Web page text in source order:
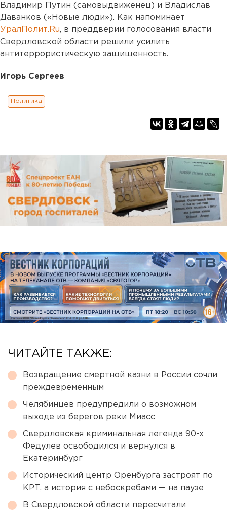
Владимир Путин (самовыдвиженец) и Владислав
Даванков («Новые люди»). Как напоминает
УралПолит.Ru, в преддверии голосования власти
Свердловской области решили усилить
антитеррористическую защищенность.
Игорь Сергеев
Политика
ЧИТАЙТЕ ТАКЖЕ:
Возвращение смертной казни в России сочли
преждевременным
Челябинцев предупредили о возможном
выходе из берегов реки Миасс
Свердловская криминальная легенда 90-х
Федулев освободился и вернулся в
Екатеринбург
Исторический центр Оренбурга застроят по
КРТ, а история с небоскребами — на паузе
В Свердловской области пересчитали